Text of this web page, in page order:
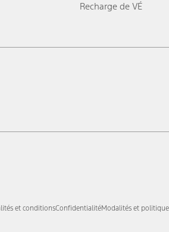
Recharge de VÉ
et conditionsConfidentialitéModalités et